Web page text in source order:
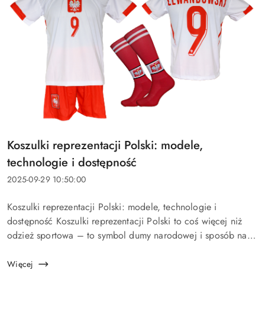
Tytuł
artykułu:
Koszulki reprezentacji Polski: modele,
technologie i dostępność
Data
2025-09-29 10:50:00
Treść
artykułu:
Koszulki reprezentacji Polski: modele, technologie i
dostępność Koszulki reprezentacji Polski to coś więcej niż
odzież sportowa – to symbol dumy narodowej i sposób na
znajdziesz pełne info...
Więcej